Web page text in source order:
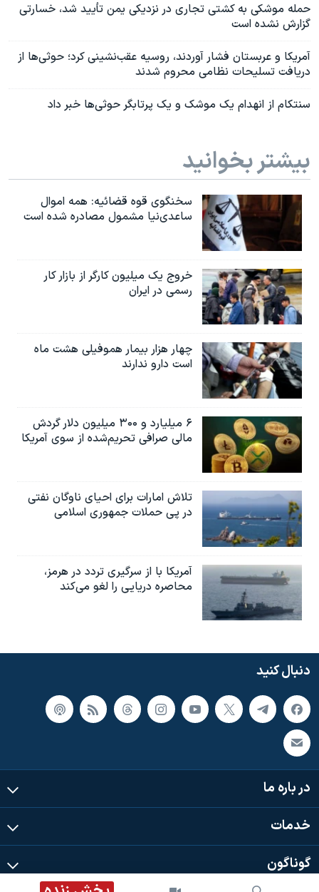
حمله موشکی به کشتی تجاری در نزدیکی یمن تأیید شد، خسارتی
گزارش نشده است
آمریکا و عربستان فشار آوردند، روسیه عقب‌نشینی کرد؛ حوثی‌ها از
دریافت تسلیحات نظامی محروم شدند
سنتکام از انهدام یک موشک و یک پرتابگر حوثی‌ها خبر داد
بیشتر بخوانید
سخنگوی قوه قضائیه: همه اموال
ساعدی‌نیا مشمول مصادره شده است
خروج یک میلیون کارگر از بازار کار
رسمی در ایران
چهار هزار بیمار هموفیلی هشت ماه
است دارو ندارند
۶ میلیارد و ۳۰۰ میلیون دلار گردش
مالی صرافی تحریم‌شده از سوی آمریکا
تلاش امارات برای احیای ناوگان نفتی
در پی حملات جمهوری اسلامی
آمریکا با از سرگیری تردد در هرمز،
محاصره دریایی را لغو می‌کند
دنبال کنید
در باره ما
خدمات
گوناگون